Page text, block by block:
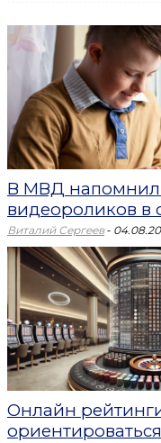
В МВД
видеороликов в
Виталий Сергеев -
Онлайн